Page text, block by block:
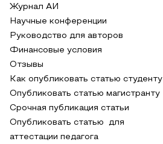
Журнал АИ
Научные конференции
Руководство для авторов
Финансовые условия
Отзывы
Как опубликовать статью студенту
Опубликовать статью магистранту
Срочная публикация статьи
Опубликовать статью для
аттестации педагога